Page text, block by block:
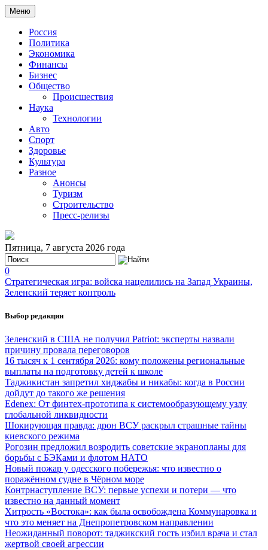
Меню
Россия
Политика
Экономика
Финансы
Бизнес
Общество
Происшествия
Наука
Технологии
Авто
Спорт
Здоровье
Культура
Разное
Анонсы
Туризм
Строительство
Пресс-релизы
Пятница, 7 августа 2026 года
0
Стратегическая игра: войска нацелились на Запад Украины,
Зеленский теряет контроль
Выбор редакции
Зеленский в США не получил Patriot: эксперты назвали
причину провала переговоров
16 тысяч к 1 сентября 2026: кому положены региональные
выплаты на подготовку детей к школе
Таджикистан запретил хиджабы и никабы: когда в России
дойдут до такого же решения
Edenex: От финтех-прототипа к системообразующему узлу
глобальной ликвидности
Шокирующая правда: дрон ВСУ раскрыл страшные тайны
киевского режима
Рогозин предложил возродить советские экранопланы для
борьбы с БЭКами и флотом НАТО
Новый пожар у одесского побережья: что известно о
поражённом судне в Чёрном море
Контрнаступление ВСУ: первые успехи и потери — что
известно на данный момент
Хитрость «Востока»: как была освобождена Коммунаровка и
что это меняет на Днепропетровском направлении
Неожиданный поворот: таджикский гость избил врача и стал
жертвой своей агрессии